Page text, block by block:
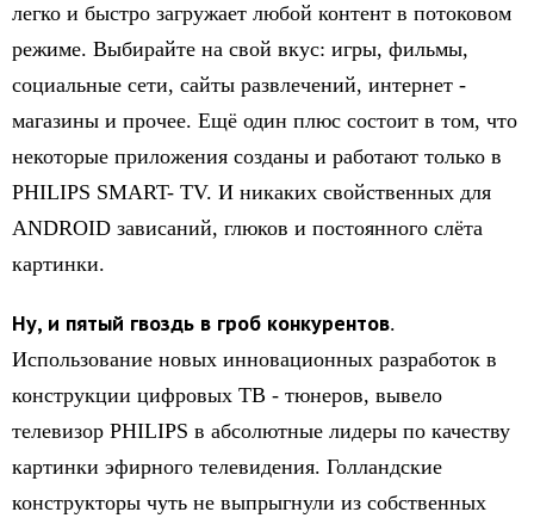
легко и быстро загружает любой контент в потоковом
режиме. Выбирайте на свой вкус: игры, фильмы,
социальные сети, сайты развлечений, интернет -
магазины и прочее. Ещё один плюс состоит в том, что
некоторые приложения созданы и работают только в
PHILIPS SMART- TV. И никаких свойственных для
ANDROID зависаний, глюков и постоянного слёта
картинки.
Ну, и пятый гвоздь в гроб конкурентов.
Использование новых инновационных разработок в
конструкции цифровых ТВ - тюнеров, вывело
телевизор PHILIPS в абсолютные лидеры по качеству
картинки эфирного телевидения. Голландские
конструкторы чуть не выпрыгнули из собственных